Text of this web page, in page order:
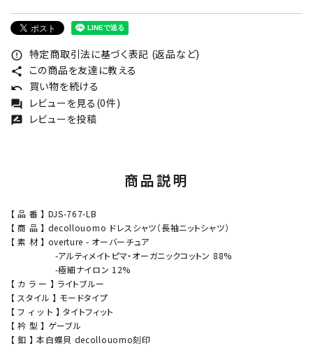
error_outline 特定商取引法に基づく表記 (返品など)
share この商品を友達に教える
undo 買い物を続ける
forum レビューを見る(0件)
rate_review レビューを投稿
商品説明
【 品 番 】 DJS-767-LB
【 商 品 】 decollouomo ドレスシャツ（長袖ニットシャツ）
【 素 材 】 overture - オーバーチュア
-アルティメイトピマ・オーガニックコットン 88%
-極細ナイロン 12%
【 カ ラ ー 】 ライトブルー
【 スタイル 】 モードタイプ
【 フ ィ ッ ト 】 タイトフィット
【 衿 型 】 ゲーブル
【 釦 】 本白蝶貝 decollouomo刻印